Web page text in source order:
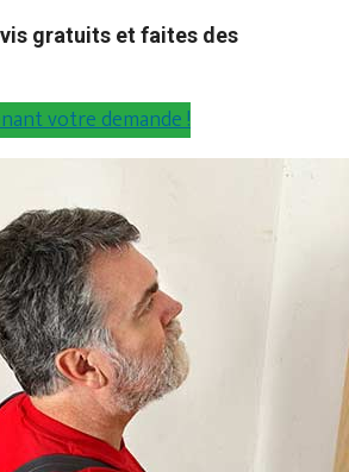
gratuits et faites des
votre demande !